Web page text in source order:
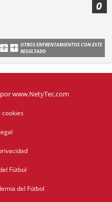
0
OTROS ENFRENTAMIENTOS CON ESTE
RESULTADO
porwww.NetyTec.com
cookies
Fútbol
del Fútbol